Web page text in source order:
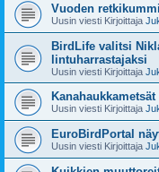
Vuoden
Uusin viesti Kirjoittaja
BirdLife valitsi
lintuharrastajaksi
Uusin viesti Kirjoittaja
Uusin viesti Kirjoittaja
EuroBirdPortal
Uusin viesti Kirjoittaja